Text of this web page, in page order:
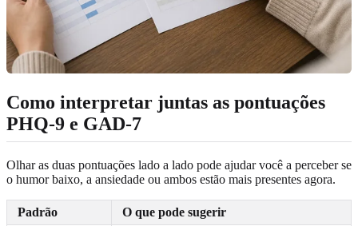
Como interpretar juntas as pontuações
PHQ-9 e GAD-7
Olhar as duas pontuações lado a lado pode ajudar você a perceber se
o humor baixo, a ansiedade ou ambos estão mais presentes agora.
Padrão
O que pode sugerir